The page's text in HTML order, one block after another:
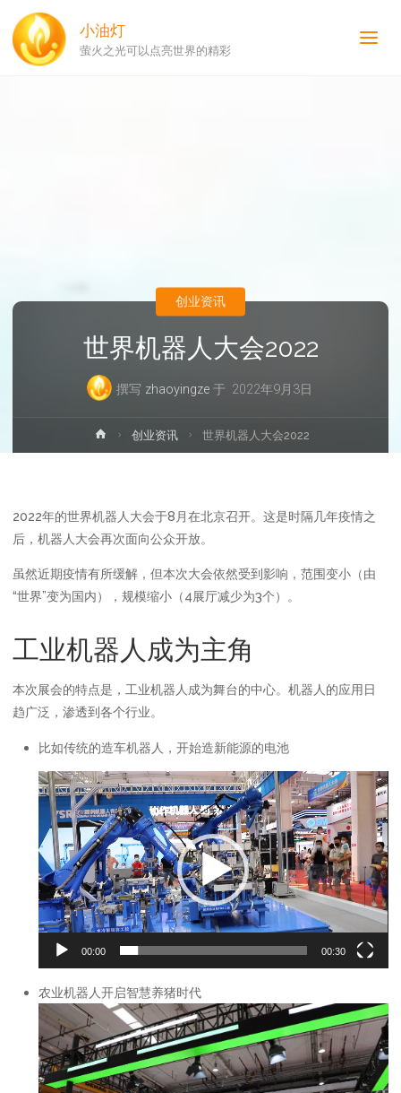
小油灯
萤火之光可以点亮世界的精彩
世界机器人大会2022
撰写 zhaoyingze 于 2022年9月3日
创业资讯
首
页
创业资讯 世界机器人大会2022
2022年的世界机器人大会于8月在北京召开。这是时隔几年疫情之
后，机器人大会再次面向公众开放。
虽然近期疫情有所缓解，但本次大会依然受到影响，范围变小（由
“世界”变为国内），规模缩小（4展厅减少为3个）。
工业机器人成为主角
本次展会的特点是，工业机器人成为舞台的中心。机器人的应用日
趋广泛，渗透到各个行业。
比如传统的造车机器人，开始造新能源的电池
视
频
播
放
器
00:00 00:30
农业机器人开启智慧养猪时代